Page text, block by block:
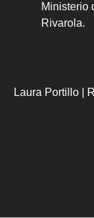
Ministerio
Rivarola.
Laura Portillo |